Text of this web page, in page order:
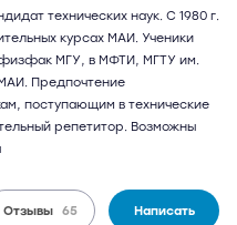
технических наук. С 1980 г.
курсах МАИ. Ученики
МГУ, в МФТИ, МГТУ им.
Предпочтение
поступающим в технические
репетитор. Возможны
Отзывы 65 Написать